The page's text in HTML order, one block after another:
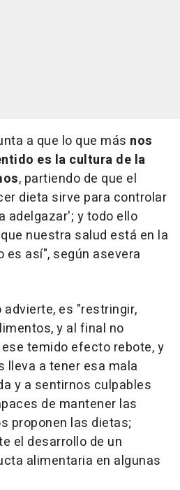
a que lo que más nos
es la cultura de la
, partiendo de que el
dieta sirve para controlar
adelgazar'; y todo ello
nuestra salud está en la
es así", según asevera
advierte, es "restringir,
y al final no
temido efecto rebote, y
lleva a tener esa mala
y a sentirnos culpables
de mantener las
proponen las dietas;
el desarrollo de un
alimentaria en algunas